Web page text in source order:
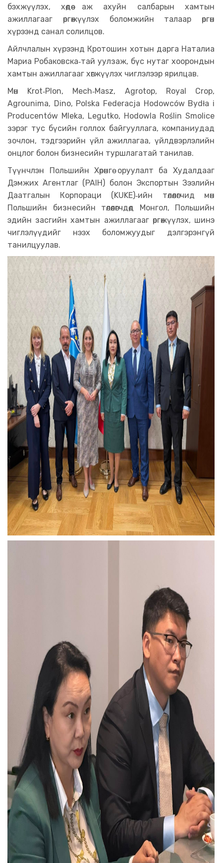
бэхжүүлэх, хөдөө аж ахуйн салбарын хамтын
ажиллагааг өргөжүүлэх боломжийн талаар өргөн
хүрээнд санал солилцов.
Айлчлалын хүрээнд Кротошин хотын дарга Наталиа
Мариа Робаковска‑тай уулзаж, бүс нутаг хоорондын
хамтын ажиллагааг хөгжүүлэх чиглэлээр ярилцав.
Мөн Krot‑Plon, Mech‑Masz, Agrotop, Royal Crop,
Agrounima, Dino, Polska Federacja Hodowców Bydła i
Producentów Mleka, Legutko, Hodowla Roślin Smolice
зэрэг тус бүсийн голлох байгууллага, компаниудад
зочлон, тэдгээрийн үйл ажиллагаа, үйлдвэрлэлийн
онцлог болон бизнесийн туршлагатай танилав.
Түүнчлэн Польшийн Хөрөнгө оруулалт ба Худалдааг
Дэмжих Агентлаг (PAIH) болон Экспортын Зээлийн
Даатгалын Корпораци (KUKE)‑ийн төлөөлөгчид мөн
Польшийн бизнесийн төлөөлөгчдөд Монгол, Польшийн
эдийн засгийн хамтын ажиллагааг өргөжүүлэх, шинэ
чиглэлүүдийг нээх боломжуудыг дэлгэрэнгүй
танилцуулав.